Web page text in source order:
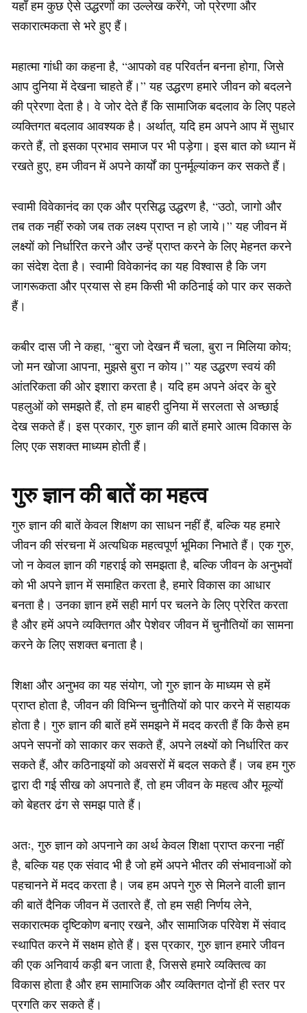
यहाँ हम कुछ ऐसे उद्धरणों का उल्लेख करेंगे, जो प्रेरणा और
सकारात्मकता से भरे हुए हैं।
महात्मा गांधी का कहना है, “आपको वह परिवर्तन बनना होगा, जिसे
आप दुनिया में देखना चाहते हैं।” यह उद्धरण हमारे जीवन को बदलने
की प्रेरणा देता है। वे जोर देते हैं कि सामाजिक बदलाव के लिए पहले
व्यक्तिगत बदलाव आवश्यक है। अर्थात्, यदि हम अपने आप में सुधार
करते हैं, तो इसका प्रभाव समाज पर भी पड़ेगा। इस बात को ध्यान में
रखते हुए, हम जीवन में अपने कार्यों का पुनर्मूल्यांकन कर सकते हैं।
स्वामी विवेकानंद का एक और प्रसिद्ध उद्धरण है, “उठो, जागो और
तब तक नहीं रुको जब तक लक्ष्य प्राप्त न हो जाये।” यह जीवन में
लक्ष्यों को निर्धारित करने और उन्हें प्राप्त करने के लिए मेहनत करने
का संदेश देता है। स्वामी विवेकानंद का यह विश्वास है कि जग
जागरूकता और प्रयास से हम किसी भी कठिनाई को पार कर सकते
हैं।
कबीर दास जी ने कहा, “बुरा जो देखन मैं चला, बुरा न मिलिया कोय;
जो मन खोजा आपना, मुझसे बुरा न कोय।” यह उद्धरण स्वयं की
आंतरिकता की ओर इशारा करता है। यदि हम अपने अंदर के बुरे
पहलुओं को समझते हैं, तो हम बाहरी दुनिया में सरलता से अच्छाई
देख सकते हैं। इस प्रकार, गुरु ज्ञान की बातें हमारे आत्म विकास के
लिए एक सशक्त माध्यम होती हैं।
गुरु ज्ञान की बातें का महत्व
गुरु ज्ञान की बातें केवल शिक्षण का साधन नहीं हैं, बल्कि यह हमारे
जीवन की संरचना में अत्यधिक महत्वपूर्ण भूमिका निभाते हैं। एक गुरु,
जो न केवल ज्ञान की गहराई को समझता है, बल्कि जीवन के अनुभवों
को भी अपने ज्ञान में समाहित करता है, हमारे विकास का आधार
बनता है। उनका ज्ञान हमें सही मार्ग पर चलने के लिए प्रेरित करता
है और हमें अपने व्यक्तिगत और पेशेवर जीवन में चुनौतियों का सामना
करने के लिए सशक्त बनाता है।
शिक्षा और अनुभव का यह संयोग, जो गुरु ज्ञान के माध्यम से हमें
प्राप्त होता है, जीवन की विभिन्न चुनौतियों को पार करने में सहायक
होता है। गुरु ज्ञान की बातें हमें समझने में मदद करती हैं कि कैसे हम
अपने सपनों को साकार कर सकते हैं, अपने लक्ष्यों को निर्धारित कर
सकते हैं, और कठिनाइयों को अवसरों में बदल सकते हैं। जब हम गुरु
द्वारा दी गई सीख को अपनाते हैं, तो हम जीवन के महत्व और मूल्यों
को बेहतर ढंग से समझ पाते हैं।
अतः, गुरु ज्ञान को अपनाने का अर्थ केवल शिक्षा प्राप्त करना नहीं
है, बल्कि यह एक संवाद भी है जो हमें अपने भीतर की संभावनाओं को
पहचानने में मदद करता है। जब हम अपने गुरु से मिलने वाली ज्ञान
की बातें दैनिक जीवन में उतारते हैं, तो हम सही निर्णय लेने,
सकारात्मक दृष्टिकोण बनाए रखने, और सामाजिक परिवेश में संवाद
स्थापित करने में सक्षम होते हैं। इस प्रकार, गुरु ज्ञान हमारे जीवन
की एक अनिवार्य कड़ी बन जाता है, जिससे हमारे व्यक्तित्व का
विकास होता है और हम सामाजिक और व्यक्तिगत दोनों ही स्तर पर
प्रगति कर सकते हैं।